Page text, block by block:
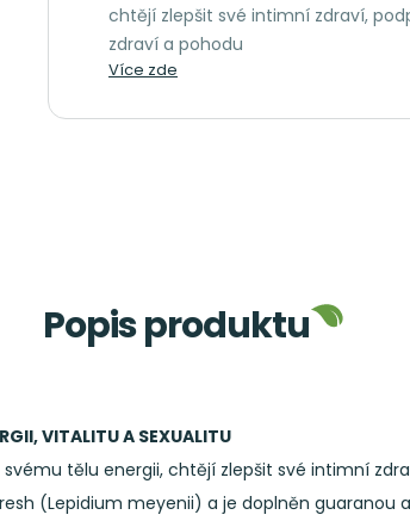
chtějí zlepšit své intimní zdraví,
zdraví a pohodu
Více zde
Popis produktu
VITALITU A SEXUALITU
tělu energii, chtějí zlepšit své intimní
(Lepidium meyenii) a je doplněn guaranou